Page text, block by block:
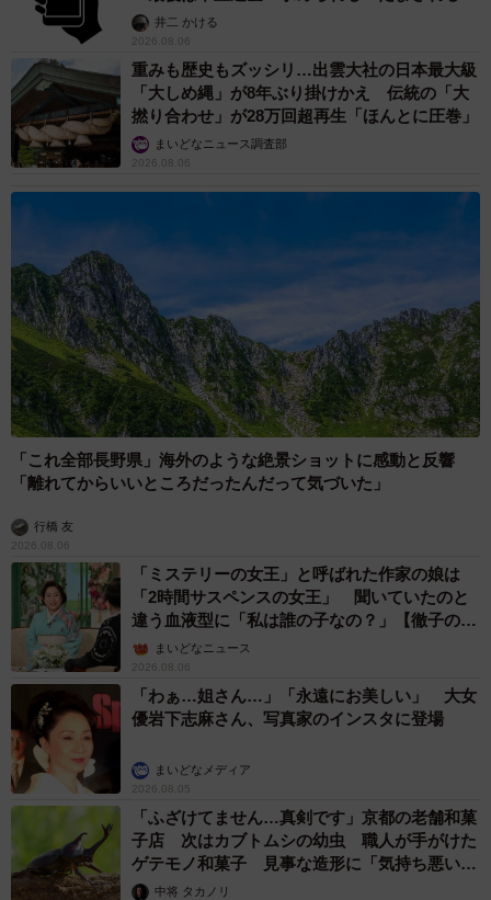
提」の対策
井二 かける
2026.08.06
重みも歴史もズッシリ…出雲大社の日本最大級
「大しめ縄」が8年ぶり掛けかえ 伝統の「大
撚り合わせ」が28万回超再生「ほんとに圧巻」
まいどなニュース調査部
2026.08.06
「これ全部長野県」海外のような絶景ショットに感動と反響
「離れてからいいところだったんだって気づいた」
行橋 友
2026.08.06
「ミステリーの女王」と呼ばれた作家の娘は
「2時間サスペンスの女王」 聞いていたのと
違う血液型に「私は誰の子なの？」【徹子の部
屋】まいどなニュース
2026.08.06
「わぁ…姐さん…」「永遠にお美しい」 大女
優岩下志麻さん、写真家のインスタに登場
まいどなメディア
2026.08.05
「ふざけてません…真剣です」京都の老舗和菓
子店 次はカブトムシの幼虫 職人が手がけた
ゲテモノ和菓子 見事な造形に「気持ち悪いく
らいリアル」
中将 タカノリ